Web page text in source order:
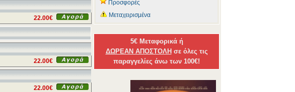
22.00€
22.00€
22.00€
Προσφορές
Μεταχειρισμένα
5€ Μεταφορικά ή
ΔΩΡΕΑΝ ΑΠΟΣΤΟΛΗ σε όλες τις
παραγγελίες άνω των 100€!